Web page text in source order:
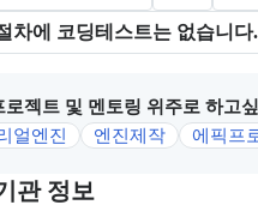
차에 코딩테스트는 없습니다.
젝트 및 멘토링 위주로 하고
얼엔진
엔진제작 에픽프
에서는 부트캠프를 운영하거
관 정보